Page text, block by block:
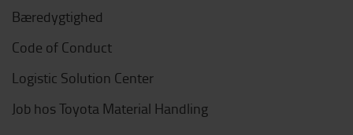
Bæredygtighed
Code of Conduct
Logistic Solution Center
Job hos Toyota Material Handling